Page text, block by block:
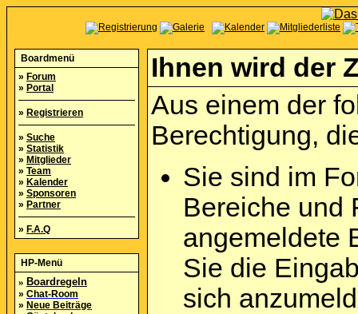
Boardmenü
» Forum
» Portal
» Registrieren
» Suche
» Statistik
» Mitglieder
» Team
» Kalender
» Sponsoren
» Partner
» F.A.Q
HP-Menü
» Boardregeln
» Chat-Room
» Neue Beiträge
Ihnen wird der
Aus einem der
Berechtigung,
Sie sind im
Bereiche und
angemeldete
Sie die
sich